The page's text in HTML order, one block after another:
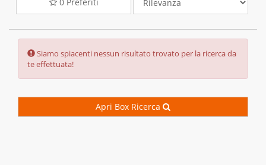
Error:
Siamo spiacenti nessun risultato trovato per la ricerca da
te effettuata!
Apri Box Ricerca